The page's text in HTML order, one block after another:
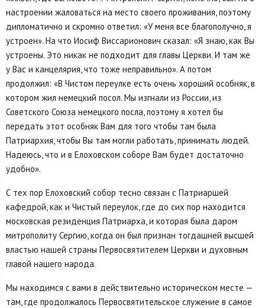
настроении жаловаться на место своего проживания, поэтому
дипломатично и скромно ответил: «У меня все благополучно, я
устроен». На что Иосиф Виссарионович сказал: «Я знаю, как Вы
устроены. Это никак не подходит для главы Церкви. И там же
у Вас и канцелярия, что тоже неправильно». А потом
продолжил: «В Чистом переулке есть очень хороший особняк, в
котором жил немецкий посол. Мы изгнали из России, из
Советского Союза немецкого посла, поэтому я хотел бы
передать этот особняк Вам для того чтобы там была
Патриархия, чтобы Вы там могли работать, принимать людей.
Надеюсь, что и в Елоховском соборе Вам будет достаточно
удобно».
С тех пор Елоховский собор тесно связан с Патриаршей
кафедрой, как и Чистый переулок, где до сих пор находится
московская резиденция Патриарха, и которая была даром
митрополиту Сергию, когда он был признан тогдашней высшей
властью нашей страны Первосвятителем Церкви и духовным
главой нашего народа.
Мы находимся с вами в действительно историческом месте —
там, где продолжалось Первосвятительское служение в самое